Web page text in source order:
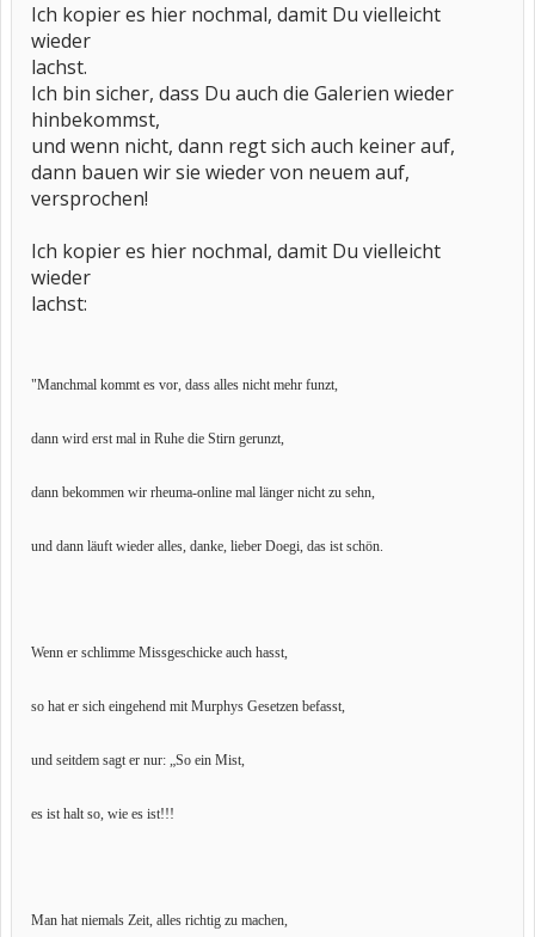
Ich kopier es hier nochmal, damit Du vielleicht
wieder
lachst.
Ich bin sicher, dass Du auch die Galerien wieder
hinbekommst,
und wenn nicht, dann regt sich auch keiner auf,
dann bauen wir sie wieder von neuem auf,
versprochen!
Ich kopier es hier nochmal, damit Du vielleicht
wieder
lachst:
"Manchmal kommt es vor, dass alles nicht mehr funzt,
dann wird erst mal in Ruhe die Stirn gerunzt,
dann bekommen wir rheuma-online mal länger nicht zu sehn,
und dann läuft wieder alles, danke, lieber Doegi, das ist schön.
Wenn er schlimme Missgeschicke auch hasst,
so hat er sich eingehend mit Murphys Gesetzen befasst,
und seitdem sagt er nur: „So ein Mist,
es ist halt so, wie es ist!!!
Man hat niemals Zeit, alles richtig zu machen,